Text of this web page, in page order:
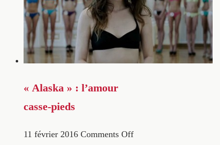
« Alaska » : l’amour
casse-pieds
11 février 2016 Comments Off